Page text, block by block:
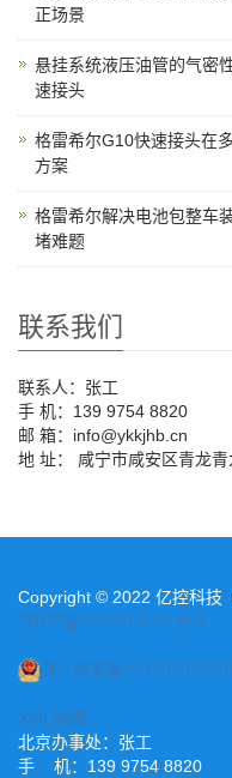
正场景
悬挂系统液压油管的气密
速接头
格雷希尔G10快速接头在
方案
格雷希尔解决电池包整车
堵难题
联系我们
联系人：张工
手 机：139 9754 8820
邮 箱：info@ykkjhb.cn
地 址： 咸宁市咸安区青龙
Copyright © 2022 亿控科技
鄂ICP备2022015221号-2
鄂公网安备
XML地图
北京办事处：张工
手 机：139 9754 8820